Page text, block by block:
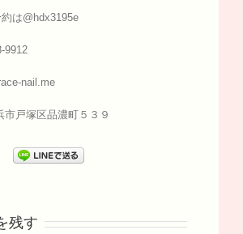
は@hdx3195e
9912
nail.me
戸塚区品濃町５３９
残す